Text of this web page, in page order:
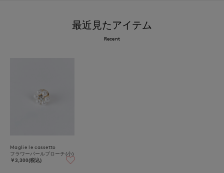
最近見たアイテム
Recent
Maglie le cassetto
フラワーパールブローチ(小)
￥3,300(税込)